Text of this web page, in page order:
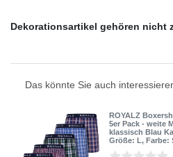
Dekorationsartikel gehören nicht
Das könnte Sie auch
ROYALZ
5er Pack - weite
klassisch Blau
Größe: L, Farbe: